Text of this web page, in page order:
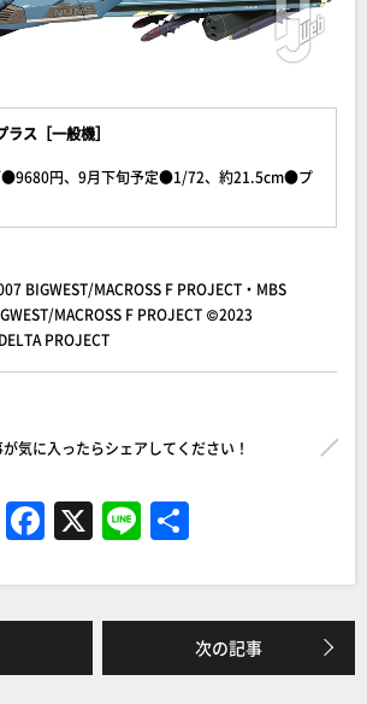
ス［一般機］
円、9月下旬予定●1/72、約21.5cm●プ
BIGWEST/MACROSS F PROJECT・MBS
MACROSS F PROJECT ©2023
PROJECT
が気に入ったらシェアしてください！
F
a
c
e
b
X Li
n
e
次の記事